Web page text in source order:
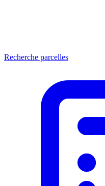
Recherche parcelles